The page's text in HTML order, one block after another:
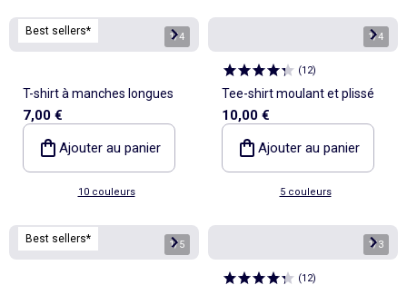
Best sellers* 1/4
T-shirt à manches longues
7,00 €
Ajouter au panier
10 couleurs
1/4
(12)
Tee-shirt moulant et plissé
10,00 €
Ajouter au panier
5 couleurs
Best sellers* 1/5 1/3
(12)